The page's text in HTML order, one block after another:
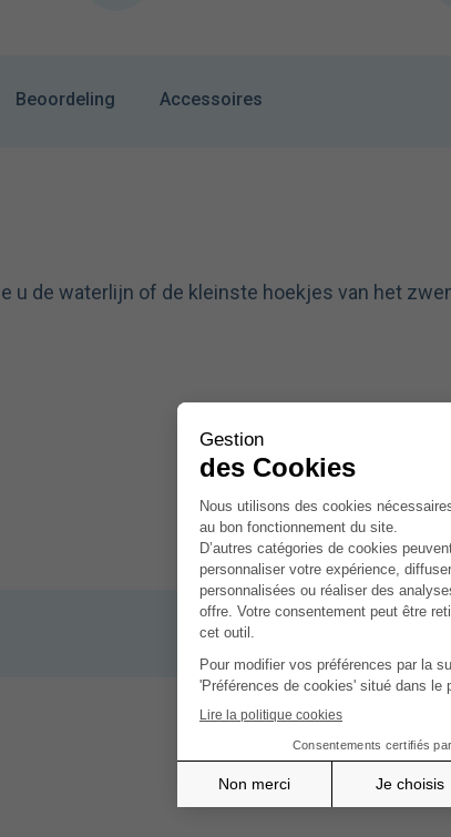
Beoordeling Accessoires
u de waterlijn of de kleinste hoekjes van het
24 × 7 × 12 cm
0,12